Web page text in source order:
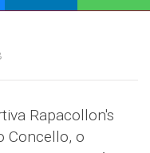
Rapacollon's
Concello, o